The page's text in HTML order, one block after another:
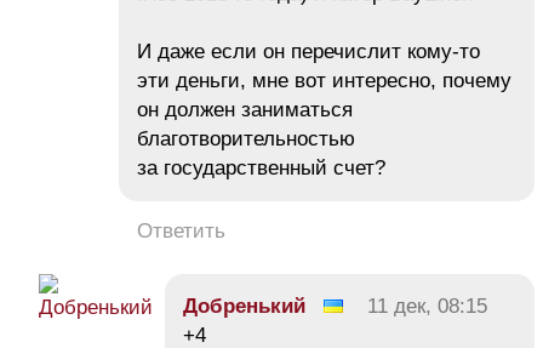
И даже если он перечислит кому-то
эти деньги, мне вот интересно, почему
он должен заниматься
благотворительностью
за государственный счет?
Ответить
Добренький
11 дек, 08:15
+4